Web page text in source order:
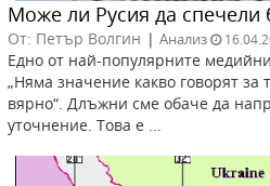
Може ли Русия да спечели
От: Петър Волгин | Анализ
Едно от най-популярните
„Няма значение какво говорят за
вярно“. Длъжни сме обаче да
уточнение. Това е ...